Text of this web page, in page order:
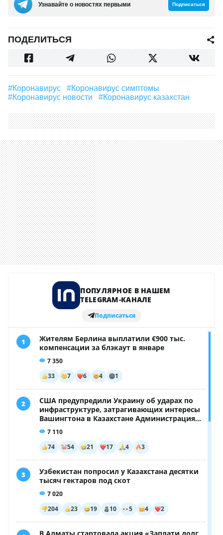
Узнавайте о новостях первыми Подписаться
ПОДЕЛИТЬСЯ
#Коронавирус
#коронавирус симптомы
#коронавирус новости
#коронавирус казахстан